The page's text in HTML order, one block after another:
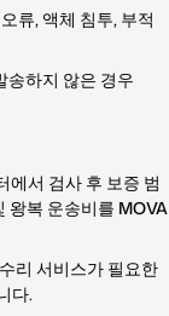
류, 액체 침투, 부적
송하지 않은 경우
에서 검사 후 보증 범
왕복 운송비를 MOVA
리 서비스가 필요한
다.